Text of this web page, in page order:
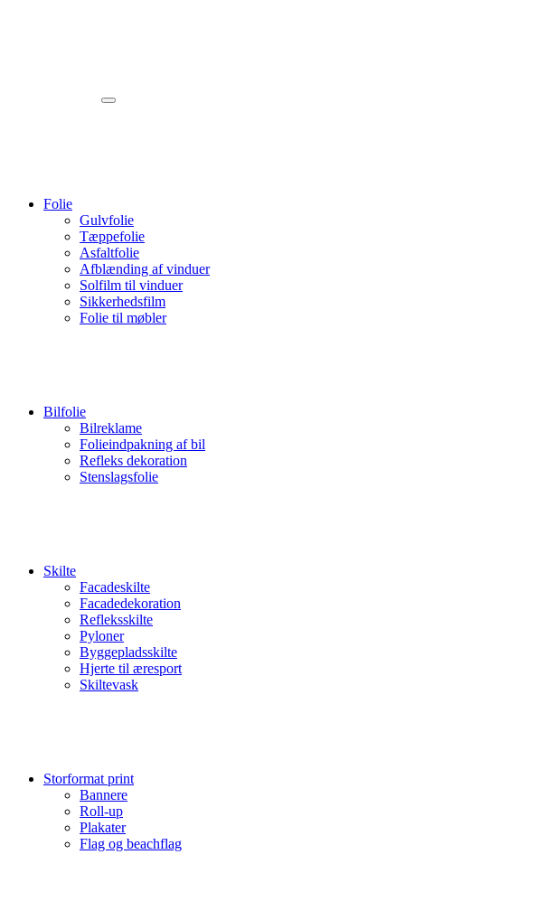
Folie
Gulvfolie
Tæppefolie
Asfaltfolie
Afblænding af vinduer
Solfilm til vinduer
Sikkerhedsfilm
Folie til møbler
Bilfolie
Bilreklame
Folieindpakning af bil
Refleks dekoration
Stenslagsfolie
Skilte
Facadeskilte
Facadedekoration
Refleksskilte
Pyloner
Byggepladsskilte
Hjerte til æresport
Skiltevask
Storformat print
Bannere
Roll-up
Plakater
Flag og beachflag